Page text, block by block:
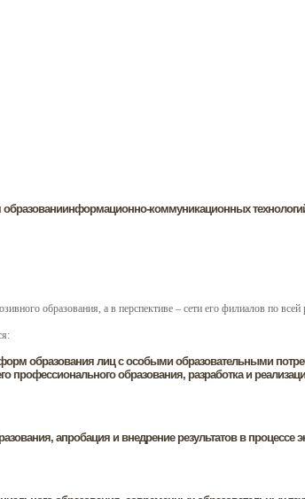
коммуникационных
образования, а в перспективе – сети его филиалов по всей
образования лиц с особыми образовательными
профессионального образования, разработка и
апробация и внедрение результатов в